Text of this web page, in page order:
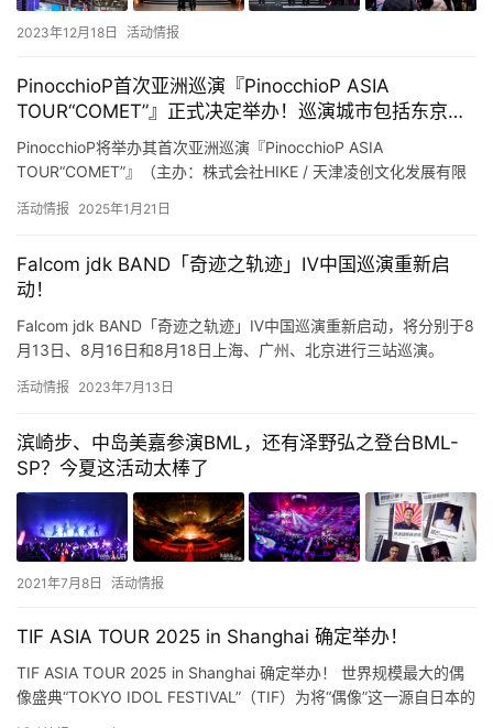
2023年12月18日 活动情报
PinocchioP首次亚洲巡演『PinocchioP ASIA
TOUR“COMET”』正式决定举办！巡演城市包括东京、
大阪、上海、广州，其他城市也正在调整中。～同时，
本人也发表了评论～
PinocchioP将举办其首次亚洲巡演『PinocchioP ASIA
TOUR“COMET”』（主办：株式会社HIKE / 天津凌创文化发展有限
活动情报 2025年1月21日
Falcom jdk BAND「奇迹之轨迹」Ⅳ中国巡演重新启
动！
Falcom jdk BAND「奇迹之轨迹」Ⅳ中国巡演重新启动，将分别于8
月13日、8月16日和8月18日上海、广州、北京进行三站巡演。 ​​​
活动情报 2023年7月13日
滨崎步、中岛美嘉参演BML，还有泽野弘之登台BML-
SP？今夏这活动太棒了
2021年7月8日 活动情报
TIF ASIA TOUR 2025 in Shanghai 确定举办！
TIF ASIA TOUR 2025 in Shanghai 确定举办！ 世界规模最大的偶
像盛典“TOKYO IDOL FESTIVAL”（TIF）为将“偶像”这一源自日本的